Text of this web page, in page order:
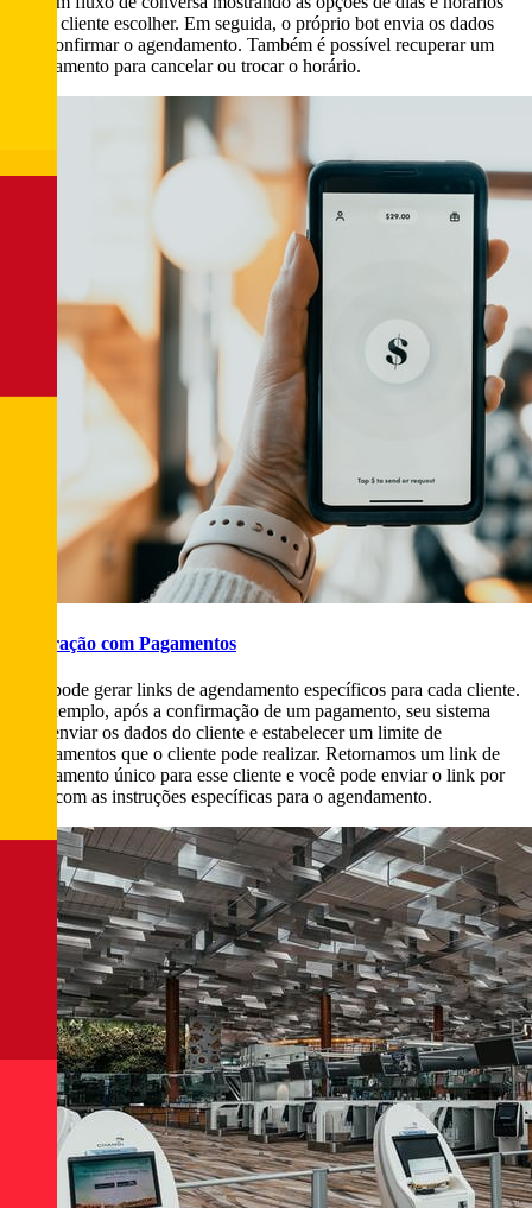
para o cliente escolher. Em seguida, o próprio bot envia os dados
para confirmar o agendamento. Também é possível recuperar um
agendamento para cancelar ou trocar o horário.
Integração com Pagamentos
Você pode gerar links de agendamento específicos para cada cliente.
Por exemplo, após a confirmação de um pagamento, seu sistema
pode enviar os dados do cliente e estabelecer um limite de
agendamentos que o cliente pode realizar. Retornamos um link de
agendamento único para esse cliente e você pode enviar o link por
email com as instruções específicas para o agendamento.